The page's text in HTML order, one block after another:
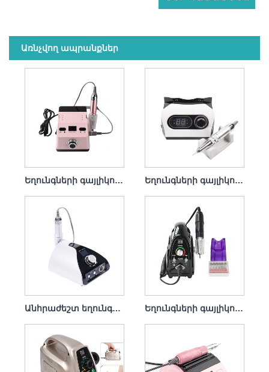
Առնչվող ապրանքներ
Եղունգների գայլիկոնի հավաքածու Electric Remove Gel Polish 65w 35000rpm Եղունգների գայլիկոնի հավաքածու Electric File Professional 65w 35000rpm
Անհրաժեշտ եղունգների գայլիկոնի հավաքածու Electric 65w 35000rpm